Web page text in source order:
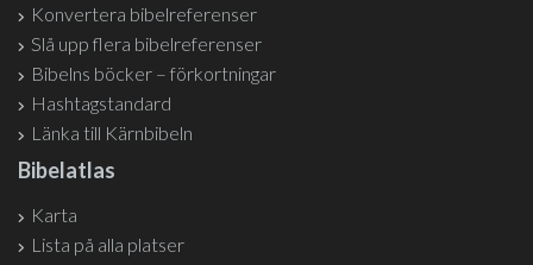
Konvertera bibelreferenser
Slå upp flera bibelreferenser
Bibelns böcker – förkortningar
Hashtagstandard
Länka till Kärnbibeln
Bibelatlas
Karta
Lista på alla platser